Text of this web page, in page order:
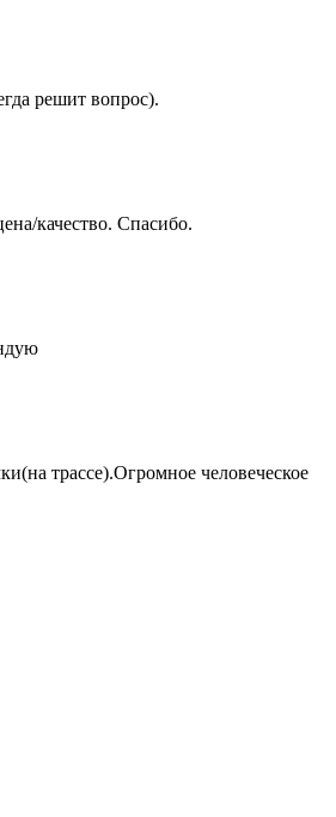
решит вопрос).
качество. Спасибо.
трассе).Огромное человеческое